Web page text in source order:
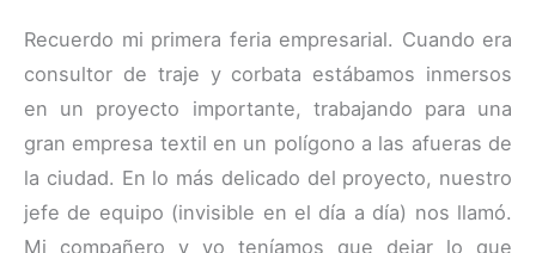
Recuerdo mi primera feria empresarial. Cuando era
consultor de traje y corbata estábamos inmersos
en un proyecto importante, trabajando para una
gran empresa textil en un polígono a las afueras de
la ciudad. En lo más delicado del proyecto, nuestro
jefe de equipo (invisible en el día a día) nos llamó.
Mi compañero y yo teníamos que dejar lo que